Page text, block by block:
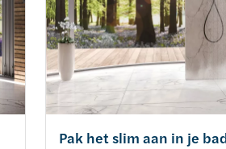
Pak het slim aan in je